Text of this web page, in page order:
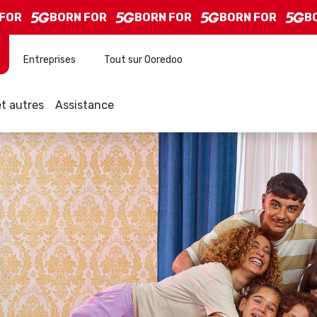
BORN FOR BORN FOR BORN FOR
Entreprises Tout sur Ooredoo
autres Assistance